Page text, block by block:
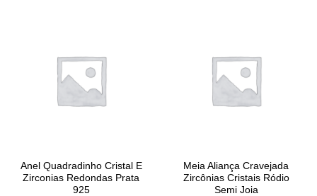
Anel Quadradinho Cristal E
Zirconias Redondas Prata
925
Meia Aliança Cravejada
Zircônias Cristais Ródio
Semi Joia